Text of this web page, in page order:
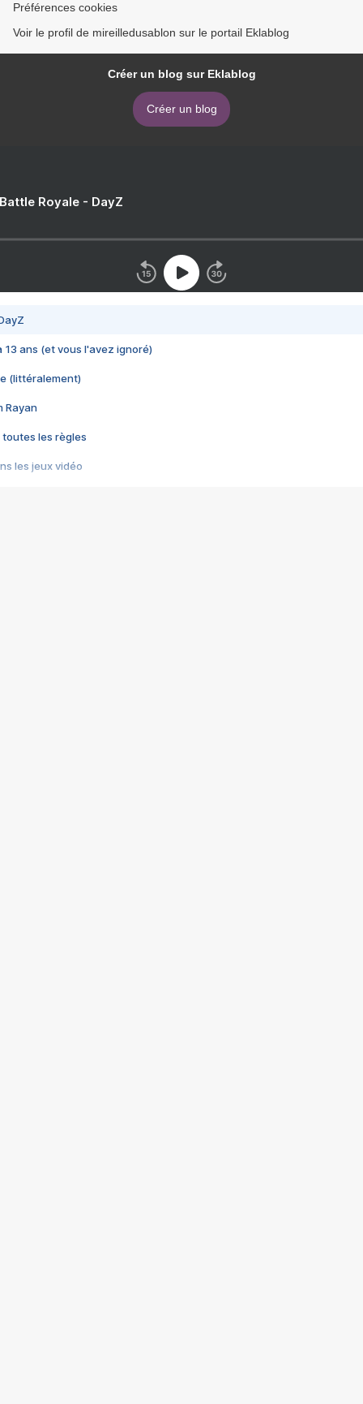
Préférences cookies
Voir le profil de mireilledusablon sur le portail Eklablog
Créer un blog sur Eklablog
Créer un blog
Royale - DayZ
13 ans (et vous l'avez ignoré)
(littéralement)
Rayan
toutes les règles
les jeux vidéo